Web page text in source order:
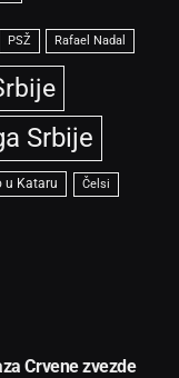
PSŽ Rafael Nadal
Srbije
u Kataru Čelsi
Crvene zvezde